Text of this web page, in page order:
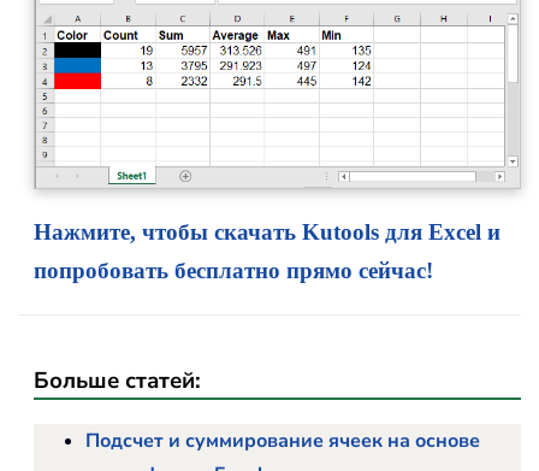
Нажмите, чтобы скачать Kutools для Excel и
попробовать бесплатно прямо сейчас!
Больше статей:
Подсчет и суммирование ячеек на основе